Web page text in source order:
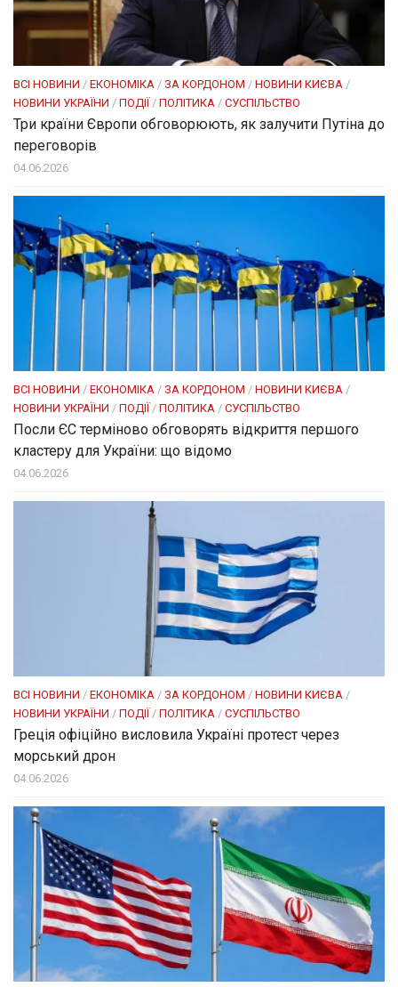
ВСІ НОВИНИ / ЕКОНОМІКА / ЗА КОРДОНОМ / НОВИНИ КИЄВА /
НОВИНИ УКРАЇНИ / ПОДІЇ / ПОЛІТИКА / СУСПІЛЬСТВО
Три країни Європи обговорюють, як залучити Путіна до
переговорів
04.06.2026
ВСІ НОВИНИ / ЕКОНОМІКА / ЗА КОРДОНОМ / НОВИНИ КИЄВА /
НОВИНИ УКРАЇНИ / ПОДІЇ / ПОЛІТИКА / СУСПІЛЬСТВО
Посли ЄC терміново обговорять відкриття першого
кластеру для України: що відомо
04.06.2026
ВСІ НОВИНИ / ЕКОНОМІКА / ЗА КОРДОНОМ / НОВИНИ КИЄВА /
НОВИНИ УКРАЇНИ / ПОДІЇ / ПОЛІТИКА / СУСПІЛЬСТВО
Греція офіційно висловила Україні протест через
морський дрон
04.06.2026